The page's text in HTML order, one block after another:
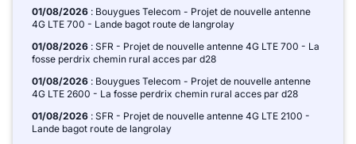
01/08/2026 : Bouygues Telecom - Projet de nouvelle antenne
4G LTE 700 - Lande bagot route de langrolay
01/08/2026 : SFR - Projet de nouvelle antenne 4G LTE 700 - La
fosse perdrix chemin rural acces par d28
01/08/2026 : Bouygues Telecom - Projet de nouvelle antenne
4G LTE 2600 - La fosse perdrix chemin rural acces par d28
01/08/2026 : SFR - Projet de nouvelle antenne 4G LTE 2100 -
Lande bagot route de langrolay